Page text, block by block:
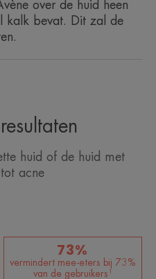
verzachtende en anti-
het Thermale Water
over de huid heen
kalk bevat. Dit zal de
huid of de huid met
acne
73%
vermindert mee-eters bij 73%
van de gebruikers¹